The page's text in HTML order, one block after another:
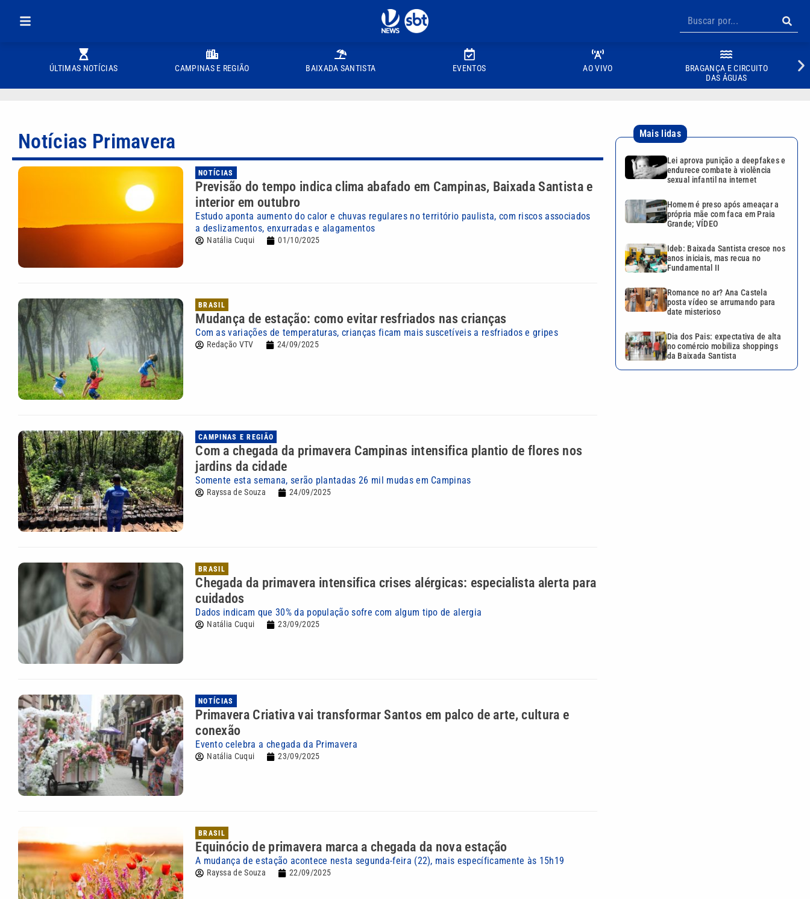
ÚLTIMAS NOTÍCIAS CAMPINAS E REGIÃO BAIXADA SANTISTA EVENTOS AO VIVO
BRAGANÇA E CIRCUITO
DAS ÁGUAS
Notícias Primavera
NOTÍCIAS
Previsão do tempo indica clima abafado em Campinas, Baixada Santista e
interior em outubro
Estudo aponta aumento do calor e chuvas regulares no território paulista, com riscos associados
a deslizamentos, enxurradas e alagamentos
Natália Cuqui 01/10/2025
BRASIL
Mudança de estação: como evitar resfriados nas crianças
Com as variações de temperaturas, crianças ficam mais suscetíveis a resfriados e gripes
Redação VTV 24/09/2025
CAMPINAS E REGIÃO
Com a chegada da primavera Campinas intensifica plantio de flores nos
jardins da cidade
Somente esta semana, serão plantadas 26 mil mudas em Campinas
Rayssa de Souza 24/09/2025
BRASIL
Chegada da primavera intensifica crises alérgicas: especialista alerta para
cuidados
Dados indicam que 30% da população sofre com algum tipo de alergia
Natália Cuqui 23/09/2025
NOTÍCIAS
Primavera Criativa vai transformar Santos em palco de arte, cultura e
conexão
Evento celebra a chegada da Primavera
Natália Cuqui 23/09/2025
BRASIL
Equinócio de primavera marca a chegada da nova estação
A mudança de estação acontece nesta segunda-feira (22), mais específicamente às 15h19
Rayssa de Souza 22/09/2025
Mais lidas
Lei aprova punição a deepfakes e
endurece combate à violência
sexual infantil na internet
Homem é preso após ameaçar a
própria mãe com faca em Praia
Grande; VÍDEO
Ideb: Baixada Santista cresce nos
anos iniciais, mas recua no
Fundamental II
Romance no ar? Ana Castela
posta vídeo se arrumando para
date misterioso
Dia dos Pais: expectativa de alta
no comércio mobiliza shoppings
da Baixada Santista